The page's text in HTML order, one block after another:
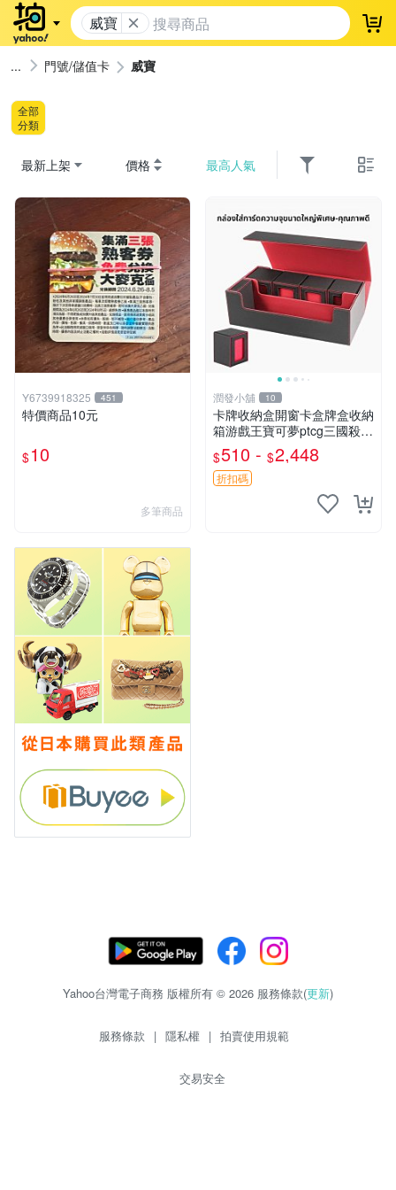
威寶 登
門號/儲值卡 威寶
全部
分類
最新上架 價格 最高人氣
Y6739918325 451
特價商品10元
$10
多筆商品
潤發小舖 10
卡牌收納盒開窗卡盒牌盒收納
箱游戲王寶可夢ptcg三國殺海
賊王dtcg
$510 - $2,448
折扣碼
Yahoo台灣電子商務 版權所有 © 2026 服務條款(更新)
服務條款 | 隱私權 | 拍賣使用規範
交易安全